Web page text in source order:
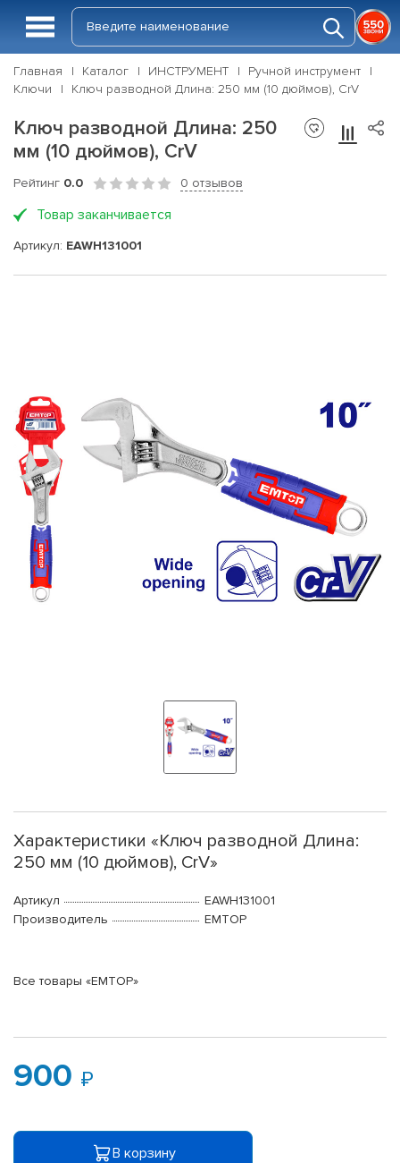
Главная Каталог ИНСТРУМЕНТ
Ручной инструмент
Ключи
Ключ разводной Длина: 250 мм (10 дюймов), CrV
Ключ разводной Длина: 250
мм (10 дюймов), CrV
Рейтинг 0.0 0 отзывов
Товар заканчивается
Артикул: EAWH131001
Характеристики «Ключ разводной Длина:
250 мм (10 дюймов), CrV»
Артикул
EAWH131001
Производитель
EMTOP
Все товары «EMTOP»
900
В корзину